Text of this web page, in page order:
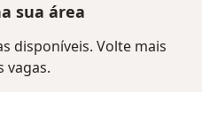
sua área
disponíveis. Volte mais
vagas.